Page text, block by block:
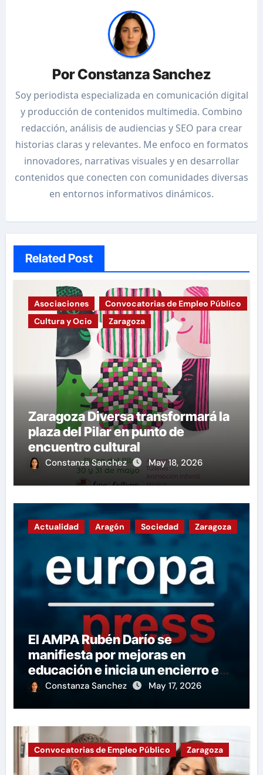
PorConstanza Sanchez
Soy periodista especializada en comunicación digital
y producción de contenidos multimedia. Combino
redacción, análisis de audiencias y SEO para crear
historias claras y relevantes. Me enfoco en formatos
innovadores, narrativas visuales y en desarrollar
contenidos que conecten con comunidades diversas
en entornos informativos dinámicos.
Related Post
Asociaciones
Convocatorias de Empleo Público
Cultura y Ocio
Zaragoza
Zaragoza Diversa transformará la
plaza del Pilar en punto de
encuentro cultural
Constanza Sanchez May 18, 2026
Actualidad Aragón Sociedad Zaragoza
El AMPA Rubén Darío se
manifiesta por mejoras en
educación e inicia un encierro en
apoyo a la huelga.
Constanza Sanchez May 17, 2026
Convocatorias de Empleo Público Zaragoza